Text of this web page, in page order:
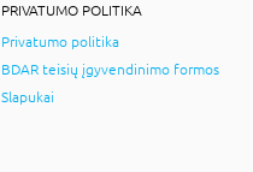
PRIVATUMO POLITIKA
Privatumo politika
BDAR teisių įgyvendinimo formos
Slapukai